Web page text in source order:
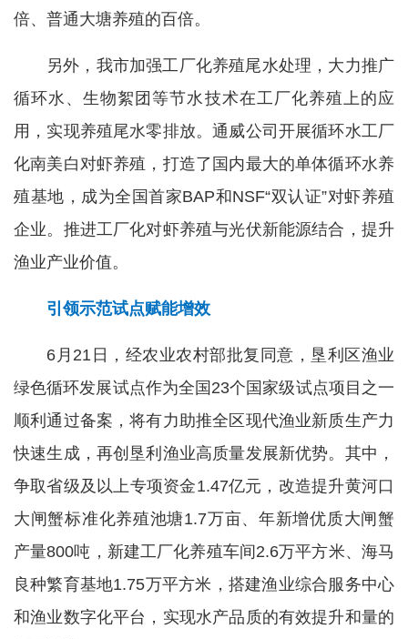
倍、普通大塘养殖的百倍。
另外，我市加强工厂化养殖尾水处理，大力推广
循环水、生物絮团等节水技术在工厂化养殖上的应
用，实现养殖尾水零排放。通威公司开展循环水工厂
化南美白对虾养殖，打造了国内最大的单体循环水养
殖基地，成为全国首家BAP和NSF“双认证”对虾养殖
企业。推进工厂化对虾养殖与光伏新能源结合，提升
渔业产业价值。
引领示范试点赋能增效
6月21日，经农业农村部批复同意，垦利区渔业
绿色循环发展试点作为全国23个国家级试点项目之一
顺利通过备案，将有力助推全区现代渔业新质生产力
快速生成，再创垦利渔业高质量发展新优势。其中，
争取省级及以上专项资金1.47亿元，改造提升黄河口
大闸蟹标准化养殖池塘1.7万亩、年新增优质大闸蟹
产量800吨，新建工厂化养殖车间2.6万平方米、海马
良种繁育基地1.75万平方米，搭建渔业综合服务中心
和渔业数字化平台，实现水产品质的有效提升和量的